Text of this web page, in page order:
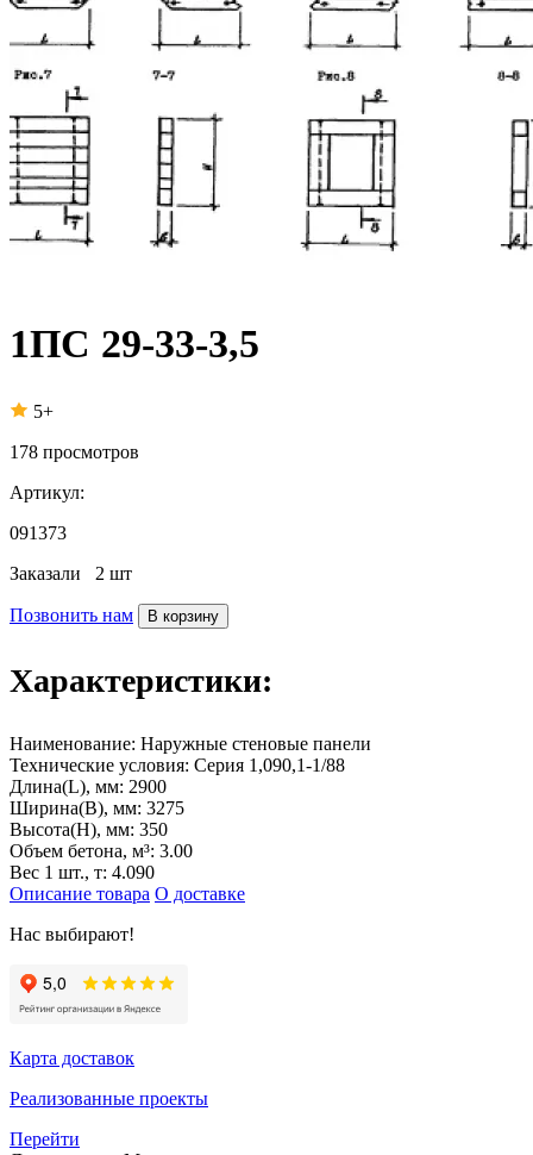
1ПС 29-33-3,5
5+
178 просмотров
Артикул:
091373
Заказали 2 шт
Позвонить нам В корзину
Характеристики:
Наименование: Наружные стеновые панели
Технические условия: Серия 1,090,1-1/88
Длина(L), мм: 2900
Ширина(B), мм: 3275
Высота(H), мм: 350
Объем бетона, м³: 3.00
Вес 1 шт., т: 4.090
Описание товара О доставке
Нас выбирают!
Карта доставок
Реализованные проекты
Перейти